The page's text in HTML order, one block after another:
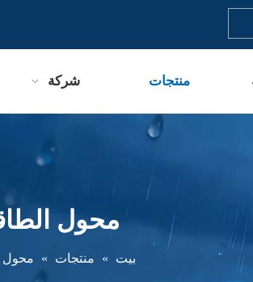
منتجات شركة
محول
بيت » منتجات » محول